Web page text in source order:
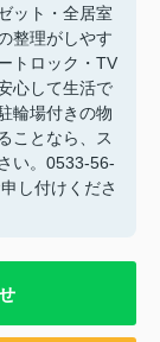
ット・全居室
整理がしやす
トロック・TV
心して生活で
輪場付きの物
ことなら、ス
い。0533-56-
し付けくださ